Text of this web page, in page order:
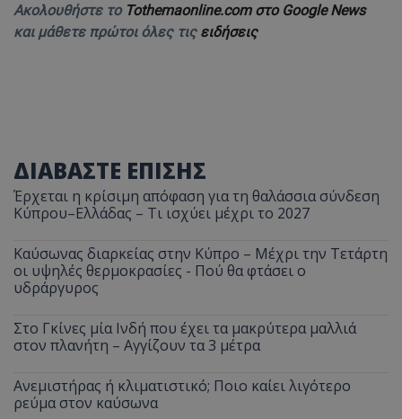
Ακολουθήστε το Tothemaonline.com στο Google News
και μάθετε πρώτοι όλες τις ειδήσεις
ΔΙΑΒΑΣΤΕ ΕΠΙΣΗΣ
Έρχεται η κρίσιμη απόφαση για τη θαλάσσια σύνδεση
Κύπρου–Ελλάδας – Τι ισχύει μέχρι το 2027
Καύσωνας διαρκείας στην Κύπρο – Μέχρι την Τετάρτη
οι υψηλές θερμοκρασίες - Πού θα φτάσει ο
υδράργυρος
Στο Γκίνες μία Ινδή που έχει τα μακρύτερα μαλλιά
στον πλανήτη – Αγγίζουν τα 3 μέτρα
Ανεμιστήρας ή κλιματιστικό; Ποιο καίει λιγότερο
ρεύμα στον καύσωνα